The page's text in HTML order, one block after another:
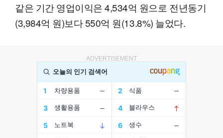
같은 기간 영업이익은 4,534억 원으로 전년동기
(3,984억 원)보다 550억 원(13.8%) 늘었다.
ADVERTISEMENT